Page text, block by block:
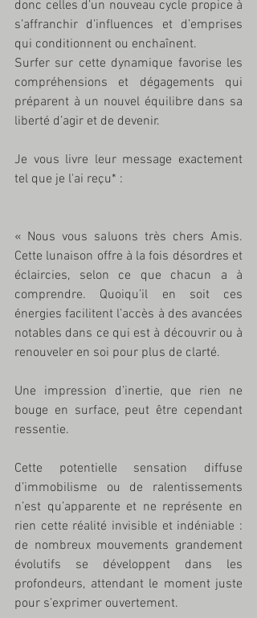
donc celles d’un nouveau cycle propice à
s’affranchir d’influences et d’emprises
qui conditionnent ou enchaînent.
Surfer sur cette dynamique favorise les
compréhensions et dégagements qui
préparent à un nouvel équilibre dans sa
liberté d’agir et de devenir.
Je vous livre leur message exactement
tel que je l'ai reçu* :
« Nous vous saluons très chers Amis.
Cette lunaison offre à la fois désordres et
éclaircies, selon ce que chacun a à
comprendre. Quoiqu’il en soit ces
énergies facilitent l’accès à des avancées
notables dans ce qui est à découvrir ou à
renouveler en soi pour plus de clarté.
Une impression d’inertie, que rien ne
bouge en surface, peut être cependant
ressentie.
Cette potentielle sensation diffuse
d’immobilisme ou de ralentissements
n’est qu’apparente et ne représente en
rien cette réalité invisible et indéniable :
de nombreux mouvements grandement
évolutifs se développent dans les
profondeurs, attendant le moment juste
pour s’exprimer ouvertement.